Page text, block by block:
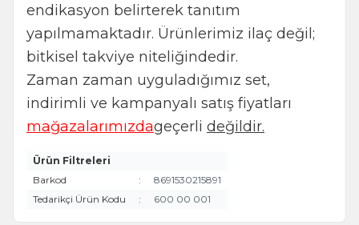
endikasyon belirterek tanıtım
yapılmamaktadır. Ürünlerimiz ilaç değil;
bitkisel takviye niteliğindedir.
Zaman zaman uyguladığımız set,
indirimli ve kampanyalı satış fiyatları
mağazalarımızdageçerli değildir.
Ürün Filtreleri
Barkod
:
8691530215891
Tedarikçi Ürün Kodu
: 600 00 001